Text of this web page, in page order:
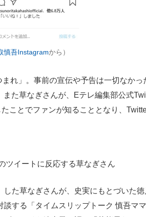
慎吾Instagramから）
れ」。事前の宣伝や予告は一切なかっ
た草なぎさんが、Eテレ編集部公式
ことでファンが知ることとなり、
ツイートに反応する草なぎさん
た草なぎさんが、史実にもとづいた徳
する「タイムスリップトーク 慎吾ママ